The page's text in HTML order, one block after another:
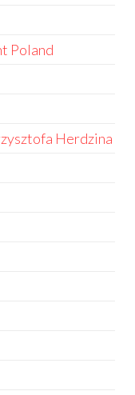
Poland
Herdzina